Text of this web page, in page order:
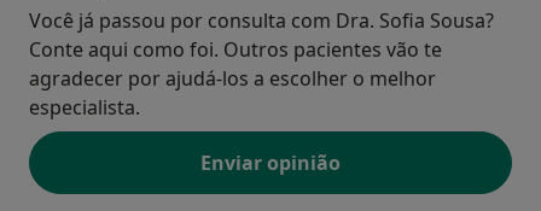
Você já passou por consulta com Dra. Sofia Sousa?
Conte aqui como foi. Outros pacientes vão te
agradecer por ajudá-los a escolher o melhor
especialista.
Enviar opinião